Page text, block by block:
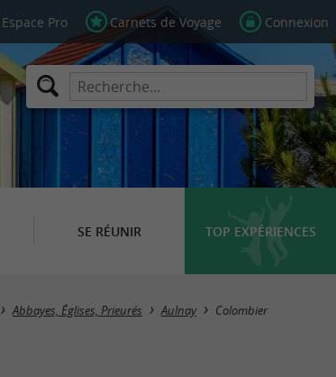
Espace Pro Carnets de Voyage Connexion
SE RÉUNIR TOP EXPÉRIENCES
Abbayes, Églises, Prieurés Aulnay Colombier